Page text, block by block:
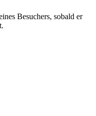
Besuchers, sobald er